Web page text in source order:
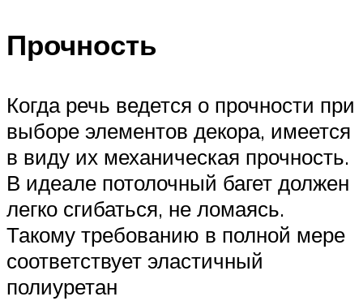
Прочность
Когда речь ведется о прочности при
выборе элементов декора, имеется
в виду их механическая прочность.
В идеале потолочный багет должен
легко сгибаться, не ломаясь.
Такому требованию в полной мере
соответствует эластичный
полиуретан